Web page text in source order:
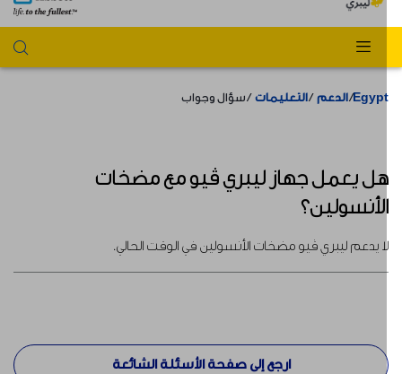
الدعم التعليمات سؤال وجواب
يعمل جهاز ليبري ڤيو مع مضخات
يدعم ليبري ڤيو مضخات الأنسولين في الوقت الحالي.
ارجع إلى صفحة الأسئلة الشائعة